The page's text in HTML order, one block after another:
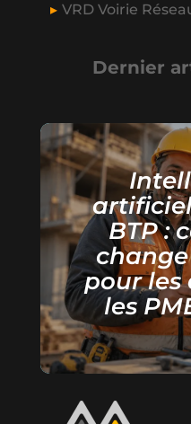
VRD Voirie
Dernier
BTP :
pour les
les